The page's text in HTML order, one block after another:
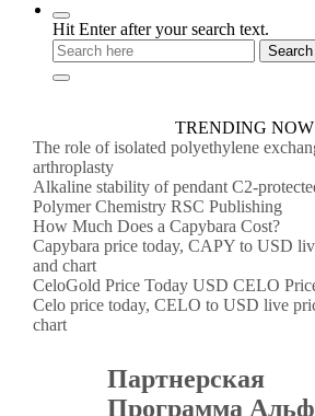
Hit Enter after your search text.
TRENDING NOW
The role of isolated polyethylene
arthroplasty
Alkaline stability of pendant C2-
Polymer Chemistry RSC Publishing
How Much Does a Capybara Cost?
Capybara price today, CAPY to USD
and chart
CeloGold Price Today USD CELO
Celo price today, CELO to USD live
chart
Партнерская
Программа